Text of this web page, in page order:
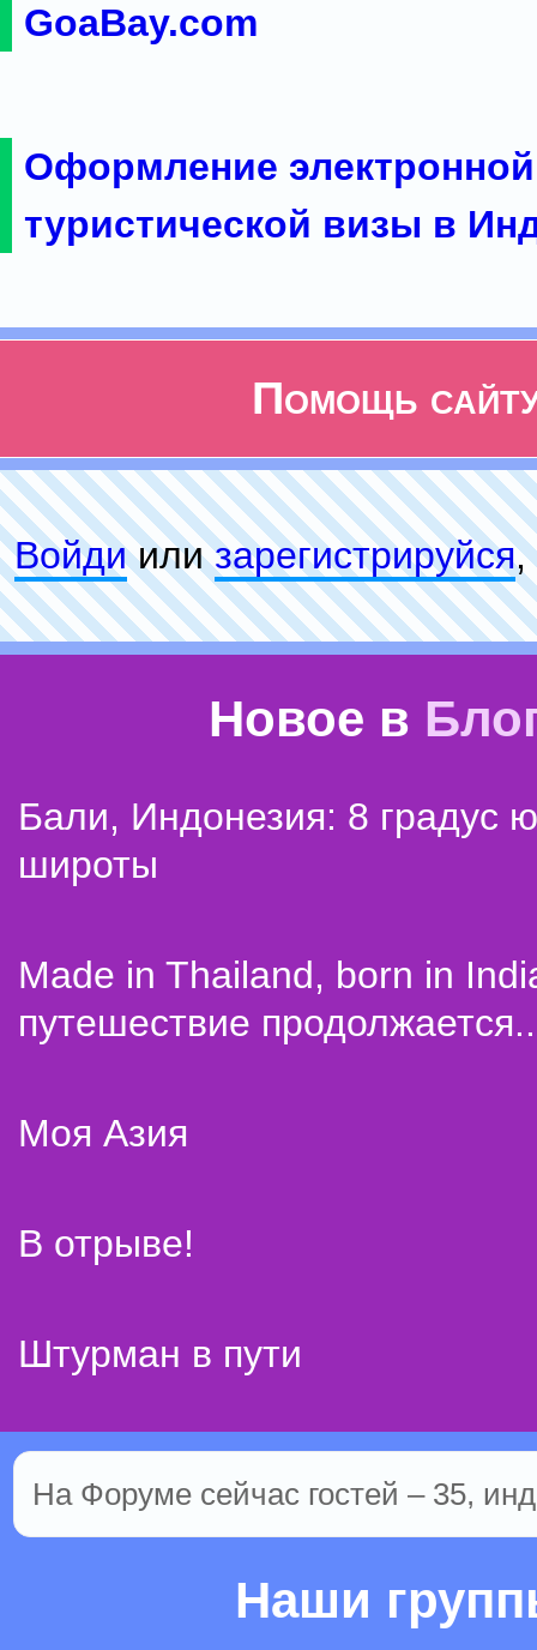
GoaBay.com
Оформление электронной
туристической визы в
Помощь
Войдиилизарeгиcтpируйся,
Новое в
Бали, Индонезия: 8 градус
широты
Made in Thailand, born in
путешествие
Моя Азия
В отрыве!
Штурман в пути
На Форуме сейчас гостей – 35,
Наши